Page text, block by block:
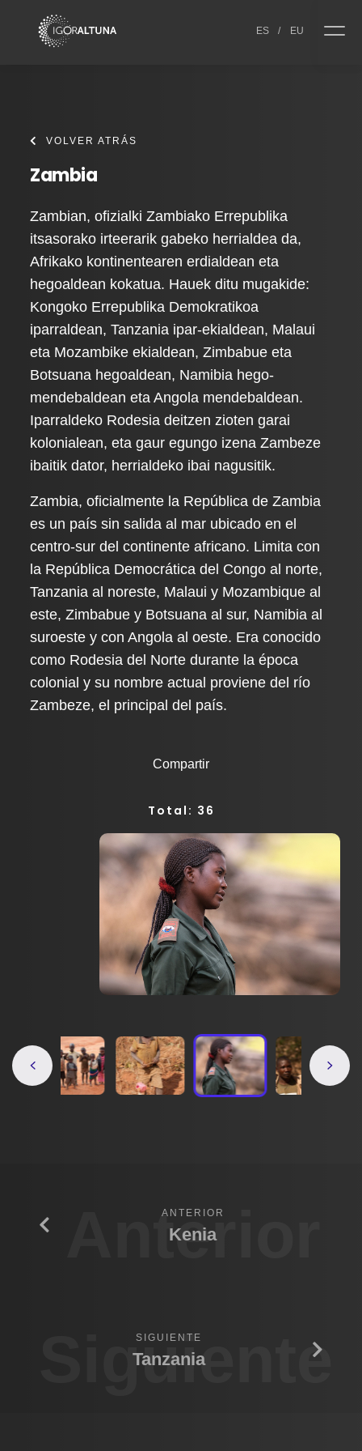
ES / EU
VOLVER ATRÁS
Zambia
Zambian, ofizialki Zambiako Errepublika
itsasorako irteerarik gabeko herrialdea da,
Afrikako kontinentearen erdialdean eta
hegoaldean kokatua. Hauek ditu mugakide:
Kongoko Errepublika Demokratikoa
iparraldean, Tanzania ipar-ekialdean, Malaui
eta Mozambike ekialdean, Zimbabue eta
Botsuana hegoaldean, Namibia hego-
mendebaldean eta Angola mendebaldean.
Iparraldeko Rodesia deitzen zioten garai
kolonialean, eta gaur egungo izena Zambeze
ibaitik dator, herrialdeko ibai nagusitik.
Zambia, oficialmente la República de Zambia
es un país sin salida al mar ubicado en el
centro-sur del continente africano. Limita con
la República Democrática del Congo al norte,
Tanzania al noreste, Malaui y Mozambique al
este, Zimbabue y Botsuana al sur, Namibia al
suroeste y con Angola al oeste. Era conocido
como Rodesia del Norte durante la época
colonial y su nombre actual proviene del río
Zambeze, el principal del país.
Compartir
Total: 36
Anterior
ANTERIOR
Kenia
Siguiente
SIGUIENTE
Tanzania